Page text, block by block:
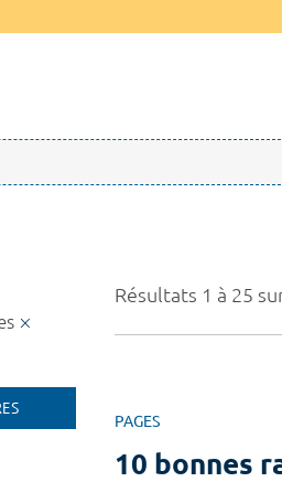
Résultats 1 à 25
PAGES
10 bonnes